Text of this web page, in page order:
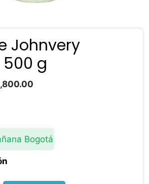
Johnvery
g
$13,800.00.
Bogotá